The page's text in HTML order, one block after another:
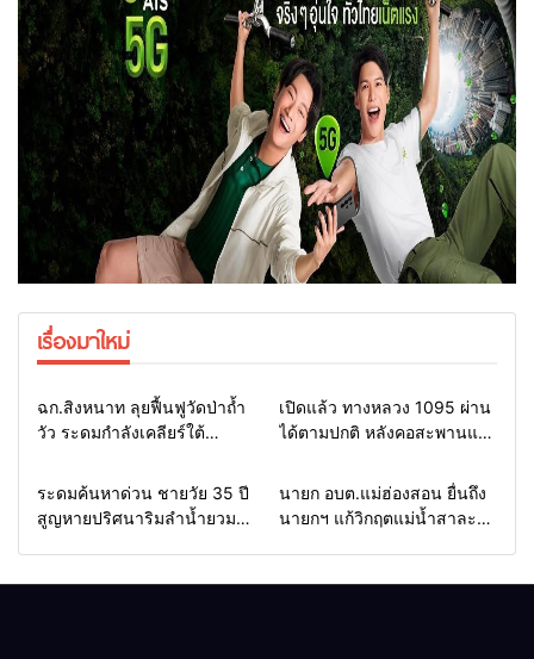
เรื่องมาใหม่
Home แวดวงทหาร
ฉก.สิงหนาท ลุยฟื้นฟูวัดป่าถ้ำ
วัว ระดมกำลังเคลียร์ใต้
ช่วยชาวบ้านฝ่าวิกฤตน้ำป่า
Home รอบรั้วทั่วไทย
เปิดแล้ว ทางหลวง 1095 ผ่าน
ได้ตามปกติ หลังคอสะพานแม่
แม่ฮ่องสอน สั่งเฝ้าระวัง 24
Home รอบรั้วทั่วไทย
ระดมค้นหาด่วน ชายวัย 35 ปี
สูญหายปริศนาริมลำน้ำยวม
Home รอบรั้วทั่วไทย
นายก อบต.แม่ฮ่องสอน ยื่นถึง
นายกฯ แก้วิกฤตแม่น้ำสาละ